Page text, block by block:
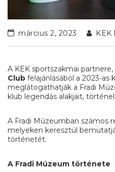
március 2, 2023
A KEK sportszakmai partnere,
Club felajánlásából a 2023-as
meglátogathatják a Fradi
klub legendás alakjait,
A Fradi Múzeumban számos
melyeken keresztül
történetét.
A Fradi Múzeum története